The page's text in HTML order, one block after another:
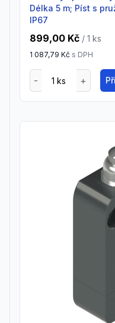
Délka 5 m; Píst s
IP67
899,00 Kč / 1 ks
1 087,79 Kč s DPH